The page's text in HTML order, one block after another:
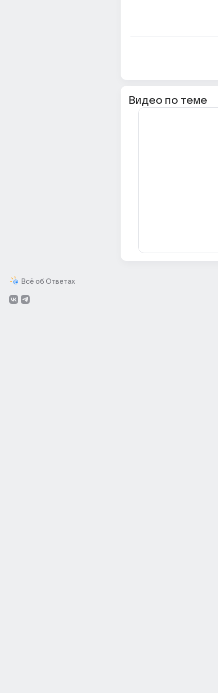
Всё об Ответах
Видео по теме